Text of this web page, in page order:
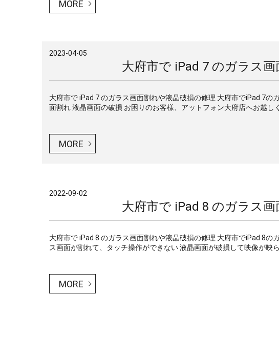
MORE
2023-04-05
大府市で iPad 7 のガラス
大府市で iPad 7 のガラス画面割れや液晶破損の修理 大府市でiPad 7
面割れ 液晶画面の破損 お困りのお客様、アットフォン大府店へお越し
MORE
2022-09-02
大府市で iPad 8 のガラス
大府市で iPad 8 のガラス画面割れや液晶破損の修理 大府市でiPad 8
ス画面が割れて、タッチ操作ができない 液晶画面が破損して映像が映
MORE